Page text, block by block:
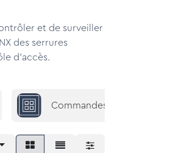
et de surveiller
des serrures
d'accès.
Commandes avec plaque